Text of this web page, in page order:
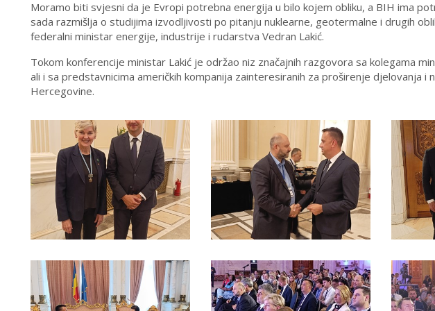
Moramo biti svjesni da je Evropi potrebna energija u bilo kojem obliku, a BIH ima
sada razmišlja o studijima izvodljivosti po pitanju nuklearne, geotermalne i drugih
federalni ministar energije, industrije i rudarstva Vedran Lakić.
Tokom konferencije ministar Lakić je održao niz značajnih razgovora sa kolegama
ali i sa predstavnicima američkih kompanija zainteresiranih za proširenje djelovanja i
Hercegovine.